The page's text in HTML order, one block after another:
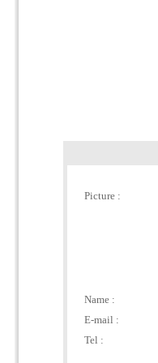
Picture :
Name :
E-mail :
Tel :